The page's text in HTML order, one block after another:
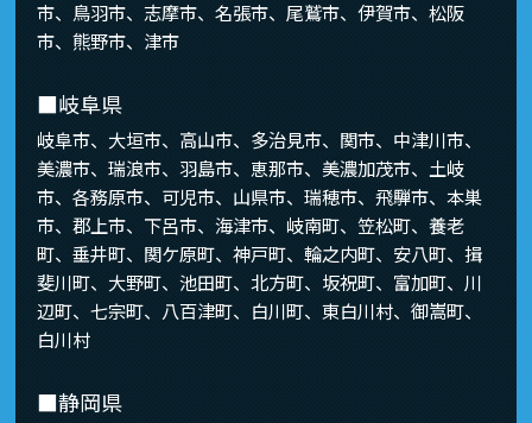
市、鳥羽市、志摩市、名張市、尾鷲市、伊賀市、松阪
市、熊野市、津市
■岐阜県
岐阜市、大垣市、高山市、多治見市、関市、中津川市、
美濃市、瑞浪市、羽島市、恵那市、美濃加茂市、土岐
市、各務原市、可児市、山県市、瑞穂市、飛騨市、本巣
市、郡上市、下呂市、海津市、岐南町、笠松町、養老
町、垂井町、関ケ原町、神戸町、輪之内町、安八町、揖
斐川町、大野町、池田町、北方町、坂祝町、富加町、川
辺町、七宗町、八百津町、白川町、東白川村、御嵩町、
白川村
■静岡県